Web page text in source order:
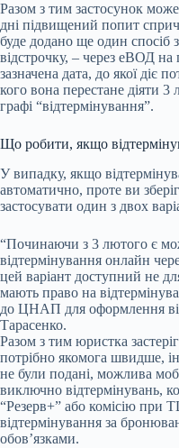
Разом з тим застосунок
дні підвищений попит
буде додано ще один спосіб
відстрочку, – через еВОД на
зазначена дата, до якої діє
кого вона перестане діяти
графі “відтермінування”.
Що робити, якщо
У випадку, якщо
автоматично, проте ви
застосувати один з двох
“Починаючи з 3 лютого є
відтермінування онлайн
цей варіант доступний не
мають право на
до ЦНАП для оформлення
Тарасенко.
Разом з тим юристка
потрібно якомога швидше,
не були подані, можлива
виключно відтермінувань,
“Резерв+” або комісію при
відтермінування за
обов’язками.